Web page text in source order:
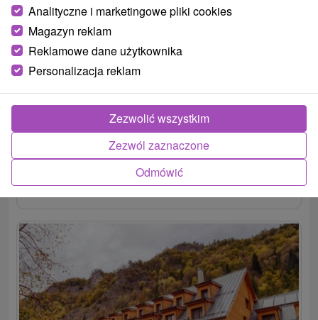
Penzión Holica★★Lesnica
Lesnica
Penzión v Pieninskom národnom parku, v peknej obci
Lesnica, ponúka na poschodí účelovo zariadené...
POKAZ
Analityczne i marketingowe pliki cookies
Magazyn reklam
Reklamowe dane użytkownika
Personalizacja reklam
Odmówić
Zezwól zaznaczone
Zezwolić wszystkim